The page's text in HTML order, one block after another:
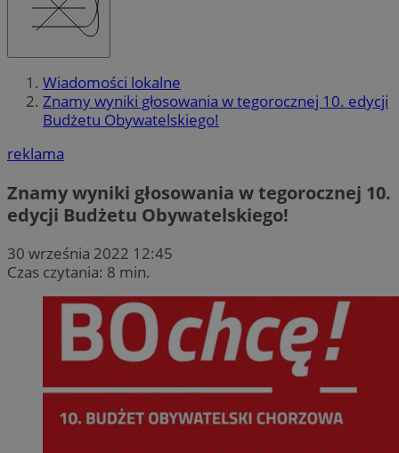
Wiadomości lokalne
Znamy wyniki głosowania w tegorocznej 10. edycji
Budżetu Obywatelskiego​​​​​​​!
reklama
Znamy wyniki głosowania w tegorocznej 10.
edycji Budżetu Obywatelskiego​​​​​​​!
30 września 2022 12:45
Czas czytania: 8 min.